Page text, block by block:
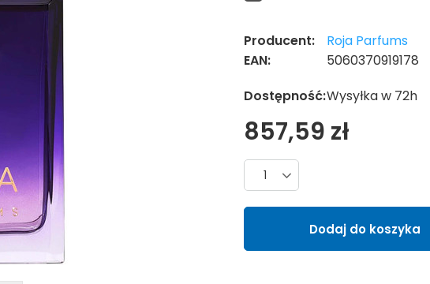
Producent:
Roja Parfums
EAN:
5060370919178
Dostępność:Wysyłka w 72h
857,59 zł
Liczba produktów
Dodaj do koszyka